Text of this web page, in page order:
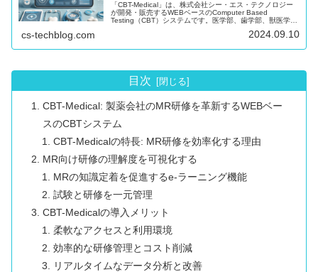
「CBT-Medical」は、株式会社シー・エス・テクノロジー
が開発・販売するWEBベースのComputer Based
Testing（CBT）システムです。医学部、歯学部、獣医学部
うに設計されており、スマートフォンをはじめとする様々
e-ラーニングシステムとしても活用でき、受験者のスキル
cs-techblog.com 2024.09.10
目次
CBT-Medical: 製薬会社のMR研修を革新するWEBベー
スのCBTシステム
CBT-Medicalの特長: MR研修を効率化する理由
MR向け研修の理解度を可視化する
MRの知識定着を促進するe-ラーニング機能
試験と研修を一元管理
CBT-Medicalの導入メリット
柔軟なアクセスと利用環境
効率的な研修管理とコスト削減
リアルタイムなデータ分析と改善